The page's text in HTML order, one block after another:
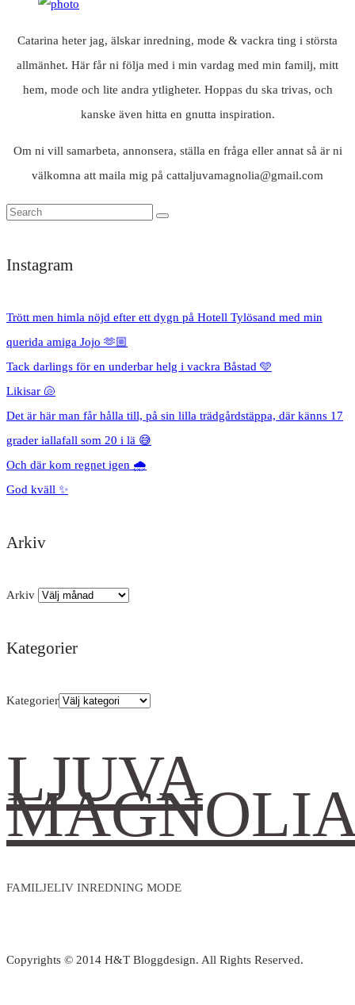
Catarina heter jag, älskar inredning, mode & vackra ting i största
allmänhet. Här får ni följa med i min vardag med min familj, mitt
hem, mode och lite andra ytligheter. Hoppas du ska trivas, och
kanske även hitta en gnutta inspiration.
Om ni vill samarbeta, annonsera, ställa en fråga eller annat så är ni
välkomna att maila mig på cattaljuvamagnolia@gmail.com
Instagram
Trött men himla nöjd efter ett dygn på Hotell Tylösand med min
querida amiga Jojo 🫶🏼
Tack darlings för en underbar helg i vackra Båstad 🩵
Likisar 🐚
Det är här man får hålla till, på sin lilla trädgårdstäppa, där känns 17
grader iallafall som 20 i lä 😅
Och där kom regnet igen 🌧️
God kväll ✨
Arkiv
Arkiv
Kategorier
Kategorier
LJUVA
FAMILJELIV INREDNING MODE
Copyrights © 2014 H&T Bloggdesign. All Rights Reserved.